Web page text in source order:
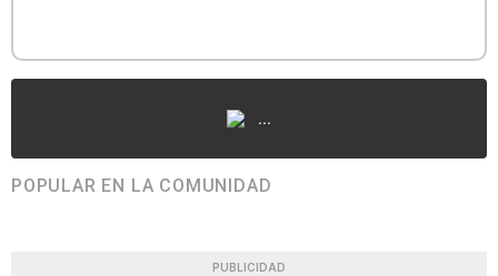
...
POPULAR EN LA COMUNIDAD
PUBLICIDAD